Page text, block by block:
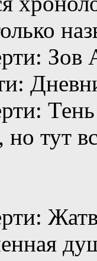
Зов
но тут